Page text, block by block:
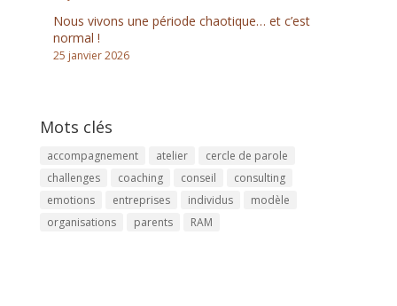
Nous vivons une période chaotique… et c’est
normal !
25 janvier 2026
Mots clés
accompagnement atelier
cercle de parole
challenges
coaching conseil
consulting
emotions
entreprises individus
modèle
organisations
parents RAM